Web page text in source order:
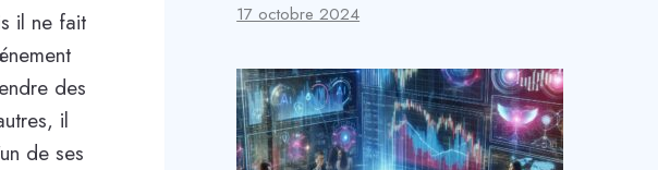
il ne fait
des
il
de ses
17 octobre 2024